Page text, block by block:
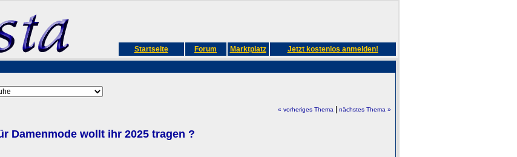
Startseite Forum Marktplatz Jetzt kostenlos anmelden!
« vorheriges Thema| nächstes Thema »
Damenmode wollt ihr 2025 tragen ?